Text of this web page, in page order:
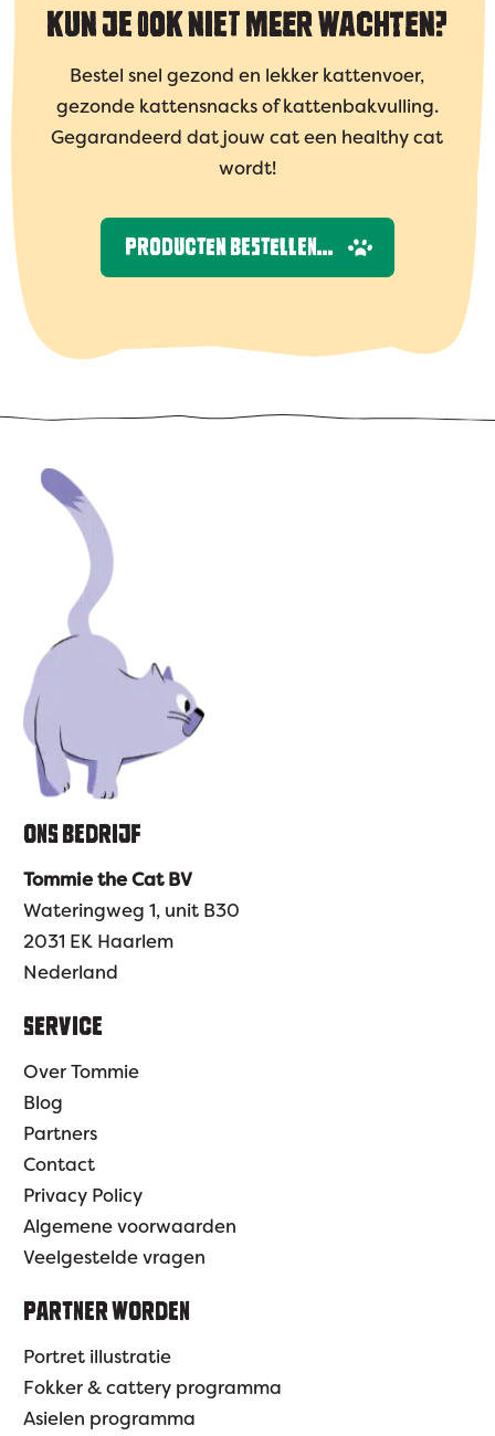
KUN JE OOK NIET MEER WACHTEN?
Bestel snel gezond en lekker kattenvoer,
gezonde kattensnacks of kattenbakvulling.
Gegarandeerd dat jouw cat een healthy cat
wordt!
PRODUCTEN BESTELLEN...
ONS BEDRIJF
Tommie the Cat BV
Wateringweg 1, unit B30
2031 EK Haarlem
Nederland
SERVICE
Over Tommie
Blog
Partners
Contact
Privacy Policy
Algemene voorwaarden
Veelgestelde vragen
PARTNER WORDEN
Portret illustratie
Fokker & cattery programma
Asielen programma